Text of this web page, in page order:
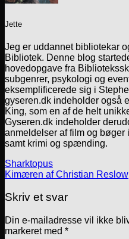
Jette
Jeg er uddannet bibliotekar
Bibliotek. Denne blog
hovedopgave fra
subgenrer, psykologi og
eksemplificerede sig i
gyseren.dk indeholder også
King, som en af de helt
Gyseren.dk indeholder
anmeldelser af film og bøger
samt krimi og spænding.
Sharktopus
Kimæren af Christian Reslow
Skriv et svar
Din e-mailadresse vil ikke
markeret med *